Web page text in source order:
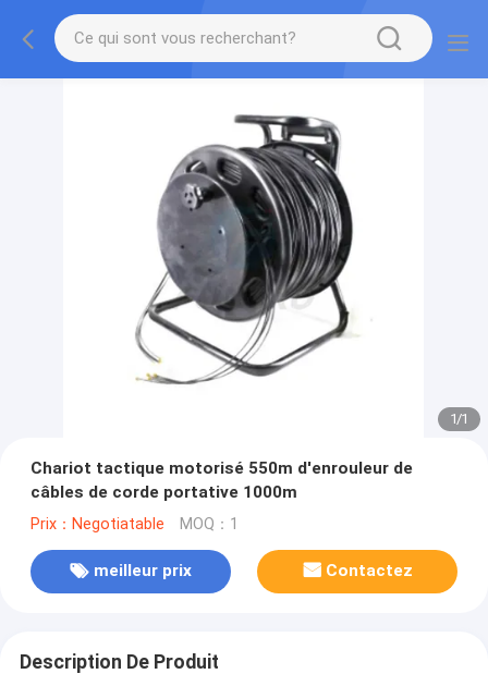
1/1
Chariot tactique motorisé 550m d'enrouleur de
câbles de corde portative 1000m
Prix：Negotiatable MOQ：1
meilleur prix Contactez
Description De Produit